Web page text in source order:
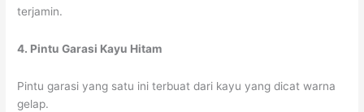
terjamin.
4. Pintu Garasi Kayu Hitam
Pintu garasi yang satu ini terbuat dari kayu yang dicat warna
gelap.